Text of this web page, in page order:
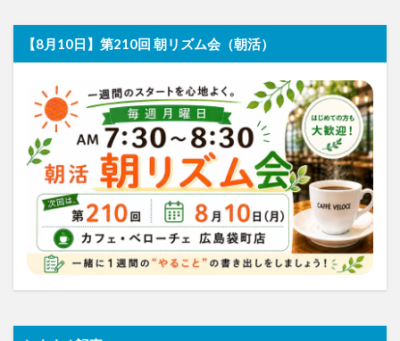
【8月10日】第210回 朝リズム会（朝活）